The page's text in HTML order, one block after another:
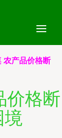
农产品价格断
价格断
境